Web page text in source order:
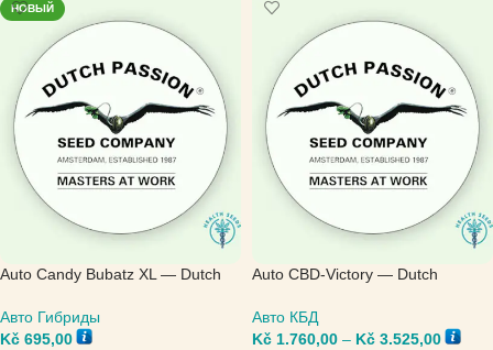
НОВЫЙ
Auto Candy Bubatz XL — Dutch
Авто Гибриды
Kč 695,00
Auto CBD-Victory — Dutch
Авто КБД
Kč 1.760,00 – Kč 3.525,00